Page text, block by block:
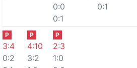
0:0
0:1
0:1
P
3:4
0:2
P
4:10
3:2
P
2:3
1:0